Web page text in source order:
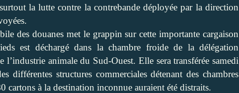
la lutte contre la contrebande déployée par la direction
des douanes met le grappin sur cette importante cargaison
est déchargé dans la chambre froide de la délégation
l’industrie animale du Sud-Ouest. Elle sera transférée samedi
différentes structures commerciales détenant des chambres
cartons à la destination inconnue auraient été distraits.